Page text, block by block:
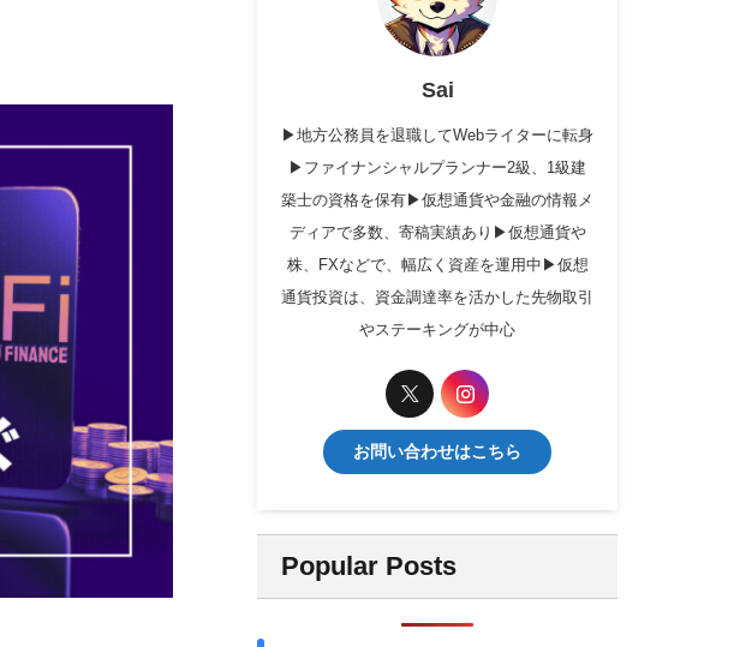
Sai
▶地方公務員を退職してWebライターに転身
▶ファイナンシャルプランナー2級、1級建
築士の資格を保有▶仮想通貨や金融の情報メ
ディアで多数、寄稿実績あり▶仮想通貨や
株、FXなどで、幅広く資産を運用中▶仮想
通貨投資は、資金調達率を活かした先物取引
やステーキングが中心
お問い合わせはこちら
Popular Posts